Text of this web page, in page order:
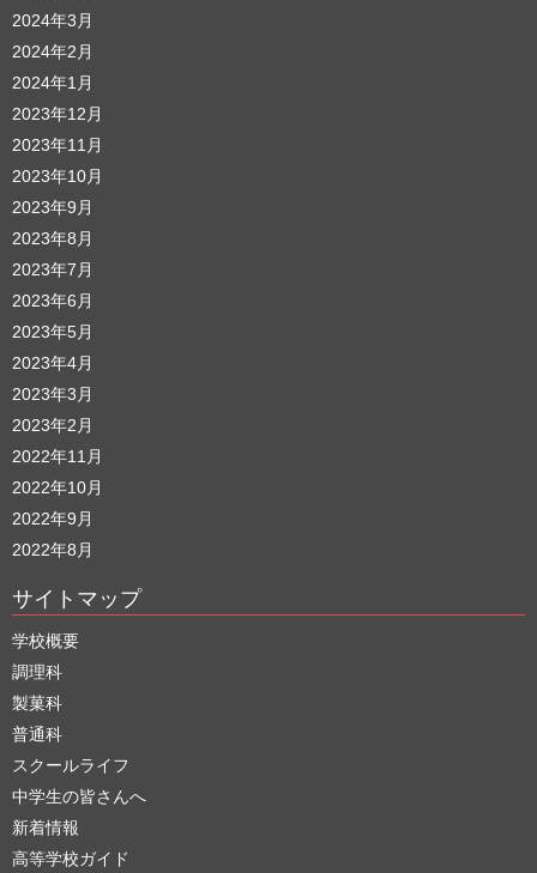
2024年3月
2024年2月
2024年1月
2023年12月
2023年11月
2023年10月
2023年9月
2023年8月
2023年7月
2023年6月
2023年5月
2023年4月
2023年3月
2023年2月
2022年11月
2022年10月
2022年9月
2022年8月
サイトマップ
学校概要
調理科
製菓科
普通科
スクールライフ
中学生の皆さんへ
新着情報
高等学校ガイド